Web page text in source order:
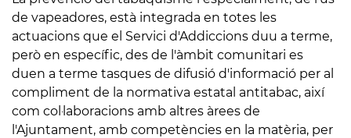
de vapeadores, està integrada en totes les
actuacions que el Servici d'Addiccions duu a terme,
però en específic, des de l'àmbit comunitari es
duen a terme tasques de difusió d'informació per al
compliment de la normativa estatal antitabac, així
com col·laboracions amb altres àrees de
l'Ajuntament, amb competències en la matèria, per